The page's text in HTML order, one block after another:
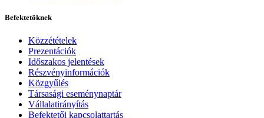
Befektetőknek
Közzétételek
Prezentációk
Időszakos jelentések
Részvényinformációk
Közgyűlés
Társasági eseménynaptár
Vállalatirányítás
Befektetői kapcsolattartás